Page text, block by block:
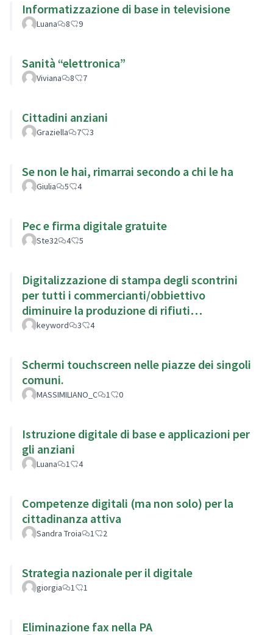
Informatizzazione di base in televisione
Luana 8 9
Sanità “elettronica”
Viviana 8 7
Cittadini anziani
Graziella 7 3
Se non le hai, rimarrai secondo a chi le ha
Giulia 5 4
Pec e firma digitale gratuite
Ste32 4 5
Digitalizzazione di stampa degli scontrini
per tutti i commercianti/obbiettivo
diminuire la produzione di rifiuti
migliorando l'impatto ambientale
keyword 3 4
Schermi touchscreen nelle piazze dei singoli
comuni.
MASSIMILIANO_C 1 0
Istruzione digitale di base e applicazioni per
gli anziani
Luana 1 4
Competenze digitali (ma non solo) per la
cittadinanza attiva
Sandra Troia 1 2
Strategia nazionale per il digitale
giorgia 1 1
Eliminazione fax nella PA